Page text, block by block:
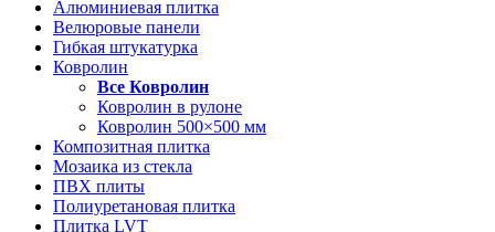
Алюминиевая плитка
Велюровые панели
Гибкая штукатурка
Ковролин
Все Ковролин
Ковролин в рулоне
Ковролин 500×500 мм
Композитная плитка
Мозаика из стекла
ПВХ плиты
Полиуретановая плитка
Плитка LVT